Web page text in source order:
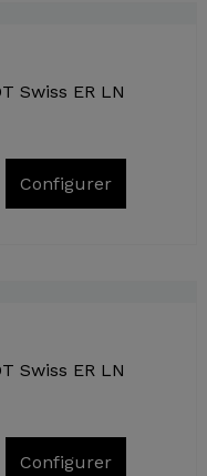
Swiss ER LN
Configurer
Swiss ER LN
Configurer